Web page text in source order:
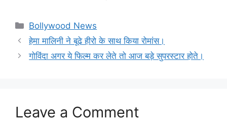
Categories
Bollywood News
हेमा मालिनी ने बूढे हीरो के साथ किया रोमांस।
गोविंदा अगर ये फिल्म कर लेते तो आज बड़े सुपरस्टार होते।
Leave a Comment